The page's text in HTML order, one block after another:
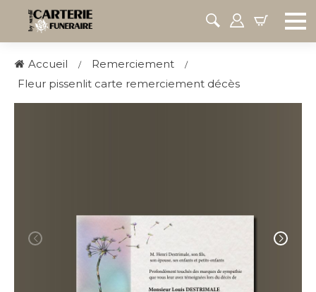
Accueil
Remerciement
Fleur pissenlit carte remerciement décès